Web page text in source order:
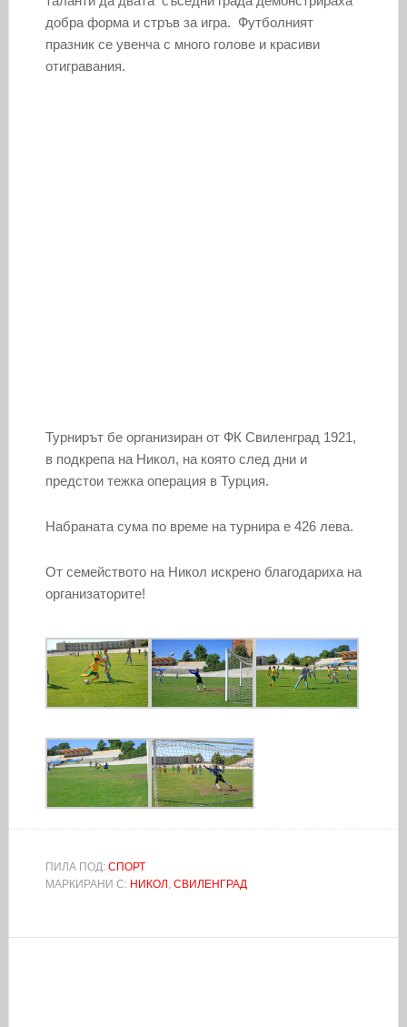
добра форма и стръв за игра. Футболният
празник се увенча с много голове и красиви
отигравания.
Турнирът бе организиран от ФК Свиленград 1921,
в подкрепа на Никол, на която след дни и
предстои тежка операция в Турция.
Набраната сума по време на турнира е 426 лева.
От семейството на Никол искрено благодариха на
организаторите!
ПИЛА ПОД: СПОРТ
МАРКИРАНИ С: НИКОЛ СВИЛЕНГРАД